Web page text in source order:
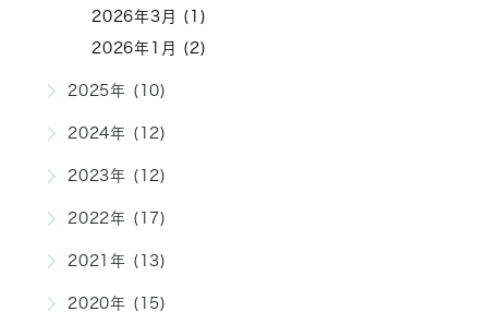
2026年3月 (1)
2026年1月 (2)
2025年 (10)
2024年 (12)
2023年 (12)
2022年 (17)
2021年 (13)
2020年 (15)